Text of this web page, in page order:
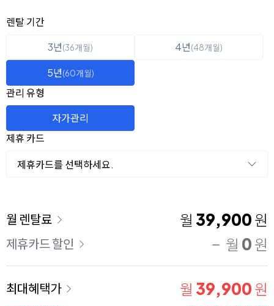
옵션 선택
렌탈 선택
렌탈 기간
3년(36개월) 4년(48개월)
5년(60개월)
관리 유형
자가관리
제휴 카드
제휴카드를 선택하세요.
이용 요금
월 렌탈료 월 39,900 원
제휴카드 할인 월 0 원
최대혜택가 월 39,900 원